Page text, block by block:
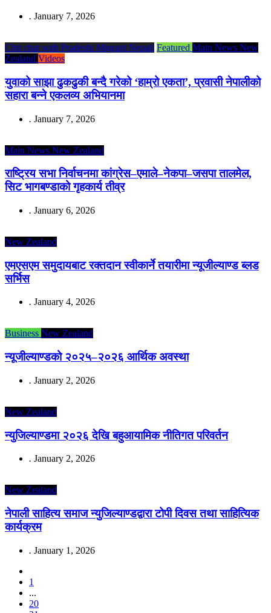
. January 7, 2026
Chit chat with Pradeshi Migrant Nepali Featured Main News New
Zealand Videos
युवाको साझा ढुकढुकी बन्दै गरेको ‘हाम्रो एकता’, प्रवासी नेपालीको
सहारा बन्ने एकलव्य अभियानमा
. January 7, 2026
Main News New Zealand
राष्ट्रिय सभा निर्वाचनमा कांग्रेस–एमाले–नेकपा–जसपा तालमेल,
सिट भागबण्डाको गृहकार्य तीव्र
. January 6, 2026
New Zealand
एमएसएम समुदायबाट रक्तदान स्वीकार्ने तयारीमा न्यूजील्याण्ड ब्लड
सर्भिस
. January 4, 2026
Business New Zealand
न्यूजील्याण्डको २०२५–२०२६ आर्थिक अवस्था
. January 2, 2026
New Zealand
न्युजिल्याण्डमा २०२६ देखि बहुआयामिक नीतिगत परिवर्तन
. January 2, 2026
New Zealand
नेपाली साहित्य समाज न्युजिल्याण्डद्वारा टोपी दिवस तथा साहित्यिक
कार्यक्रम
. January 1, 2026
1
...
20